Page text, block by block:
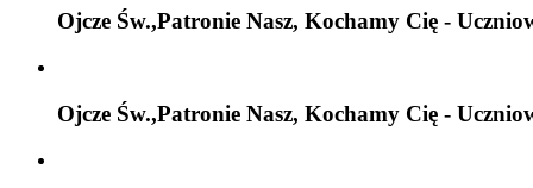
Ojcze Św.,Patronie Nasz, Kochamy Cię -
Ojcze Św.,Patronie Nasz, Kochamy Cię -